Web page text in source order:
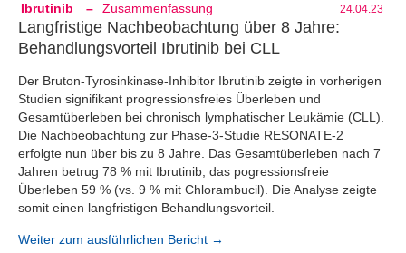
Ibrutinib
– Zusammenfassung 24.04.23
Langfristige Nachbeobachtung über 8 Jahre:
Behandlungsvorteil Ibrutinib bei CLL
Der Bruton-Tyrosinkinase-Inhibitor Ibrutinib zeigte in vorherigen
Studien signifikant progressionsfreies Überleben und
Gesamtüberleben bei chronisch lymphatischer Leukämie (CLL).
Die Nachbeobachtung zur Phase-3-Studie RESONATE-2
erfolgte nun über bis zu 8 Jahre. Das Gesamtüberleben nach 7
Jahren betrug 78 % mit Ibrutinib, das pogressionsfreie
Überleben 59 % (vs. 9 % mit Chlorambucil). Die Analyse zeigte
somit einen langfristigen Behandlungsvorteil.
Weiter zum ausführlichen Bericht →